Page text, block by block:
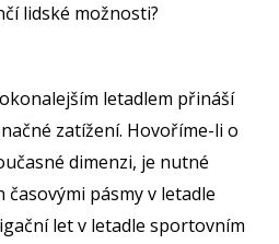
lidské možnosti?
letadlem přináší
zatížení. Hovoříme-li o
dimenzi, je nutné
pásmy v letadle
let v letadle sportovním